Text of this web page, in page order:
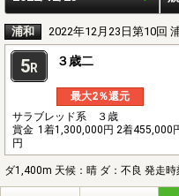
浦和 2022年12月23日第10回
5R ３歳二
最大2％還元
サラブレッド系 ３歳
賞金 1着1,300,000円 2着455,000
円
ダ1,400m 天候：晴 ダ：不良 発走時